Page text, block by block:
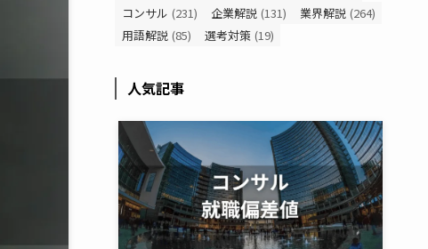
コンサル (231) 企業解説 (131) 業界解説 (264)
用語解説 (85) 選考対策 (19)
人気記事